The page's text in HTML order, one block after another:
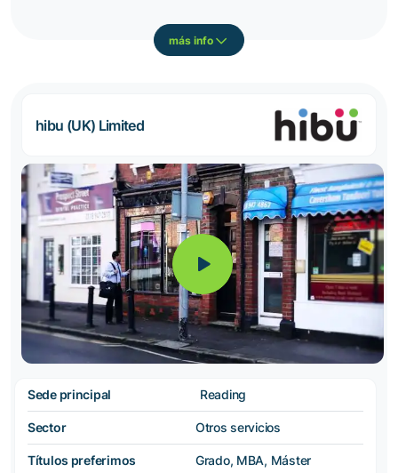
más info
hibu (UK) Limited
Sede principal Reading
Sector Otros servicios
Títulos preferimos Grado, MBA, Máster